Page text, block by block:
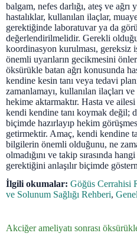
balgam, nefes darlığı, ateş ve ağrı
hastalıklar, kullanılan ilaçlar,
gerektiğinde laboratuvar ya da
değerlendirilmelidir. Gerekli
koordinasyon kurulması, gereksiz
önemli uyarıların gecikmesini
öksürükle batan ağrı konusunda
kendine kesin tanı veya tedavi
zamanlamayı, kullanılan ilaçları
hekime aktarmaktır. Hasta ve ailesi
kendi kendine tanı koymak değil;
biçimde hazırlayıp hekim
getirmektir. Amaç, kendi kendine
bilgilerin önemli olduğunu, ne
olmadığını ve takip sırasında
gerektiğini anlaşılır biçimde
İlgili okumalar: Göğüs Cerrahisi
ve Solunum Sağlığı Rehberi,
Akciğer ameliyatı sonrası